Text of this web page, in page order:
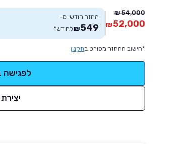
54,000 ₪
52,000
₪
החזר חודשי מ-
549
₪לחודש*
*חישוב ההחזר מפורט בתקנון
לפגישה